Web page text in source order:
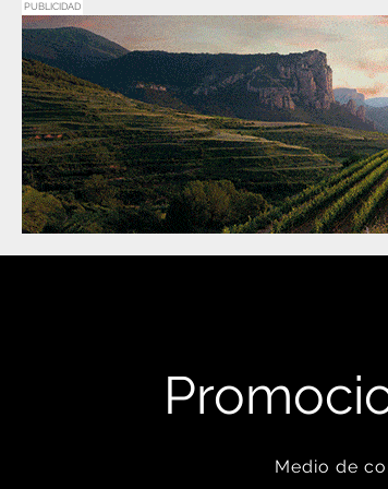
PUBLICIDAD
Medio de